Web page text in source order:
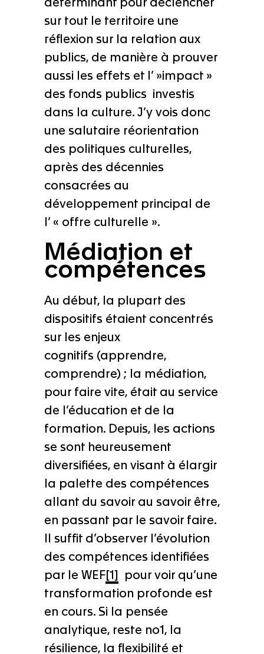
déterminant pour déclencher
sur tout le territoire une
réflexion sur la relation aux
publics, de manière à prouver
aussi les effets et l’ »impact »
des fonds publics investis
dans la culture. J’y vois donc
une salutaire réorientation
des politiques culturelles,
après des décennies
consacrées au
développement principal de
l’ « offre culturelle ».
Médiation et
compétences
Au début, la plupart des
dispositifs étaient concentrés
sur les enjeux
cognitifs (apprendre,
comprendre) ; la médiation,
pour faire vite, était au service
de l’éducation et de la
formation. Depuis, les actions
se sont heureusement
diversifiées, en visant à élargir
la palette des compétences
allant du savoir au savoir être,
en passant par le savoir faire.
Il suffit d’observer l’évolution
des compétences identifiées
par le WEF [1]
pour voir qu’une
transformation profonde est
en cours. Si la pensée
analytique, reste no1, la
résilience, la flexibilité et